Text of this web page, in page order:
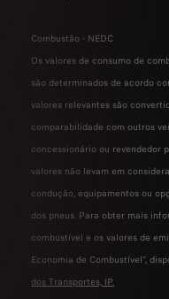
Combustão - NEDC
Os valores de consumo de
são determinados de acordo
valores relevantes são
comparabilidade com outros
concessionário ou revendedor
valores não levam em
condução, equipamentos ou
dos pneus. Para obter mais
combustível e os valores de
Economia de Combustível",
dos Transportes, IP.